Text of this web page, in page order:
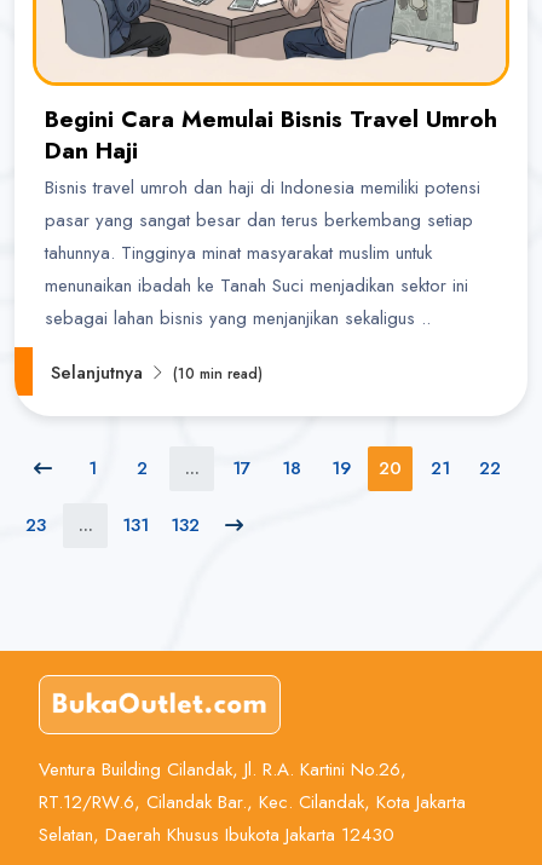
Begini Cara Memulai Bisnis Travel Umroh
Dan Haji
Bisnis travel umroh dan haji di Indonesia memiliki potensi
pasar yang sangat besar dan terus berkembang setiap
tahunnya. Tingginya minat masyarakat muslim untuk
menunaikan ibadah ke Tanah Suci menjadikan sektor ini
sebagai lahan bisnis yang menjanjikan sekaligus ..
Selanjutnya (10 min read)
1 2 ... 17 18 19 20 21 22
23 ... 131 132
Ventura Building Cilandak, Jl. R.A. Kartini No.26,
RT.12/RW.6, Cilandak Bar., Kec. Cilandak, Kota Jakarta
Selatan, Daerah Khusus Ibukota Jakarta 12430